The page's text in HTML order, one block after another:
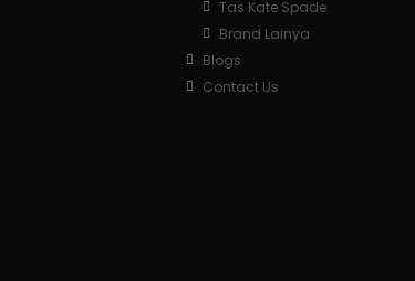
Tas Kate Spade
Brand Lainya
Blogs
Contact Us